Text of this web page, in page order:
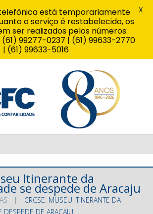
Itinerante da
se despede de Aracaju
CRCSE: MUSEU ITINERANTE DA
DE ARACAJU
está temporariamente
o serviço é restabelecido, os
ser realizados pelos números:
(61) 99277-0237 | (61) 99633-2770
| (61) 99633-5016
X